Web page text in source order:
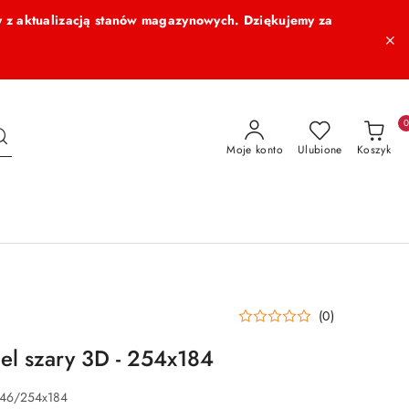
aktualizacją stanów magazynowych. Dziękujemy za
Moje konto Ulubione Koszyk
0
(0)
szary 3D - 254x184
254x184